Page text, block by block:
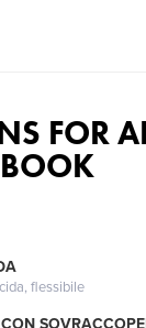
FOR
flessibile